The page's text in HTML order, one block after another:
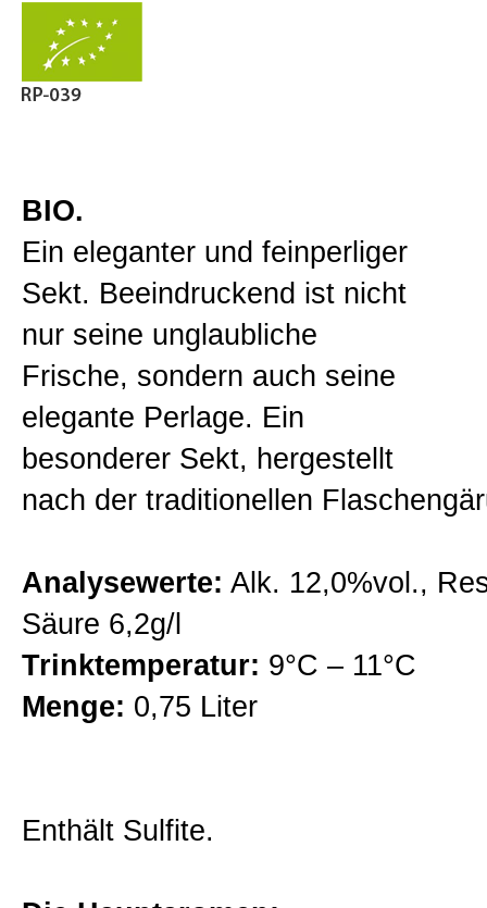
Gutsweine
Lagenweine
Premiumweine
Barriqueweine
Sekt/Traubensaft
Fritzl Weine
Naturwein
Probierpakete
Weinprobe im Weingut
Zur Kasse gehen
BIO.
Ein eleganter und feinperliger
Sekt. Beeindruckend ist nicht
nur seine unglaubliche
Frische, sondern auch seine
elegante Perlage. Ein
besonderer Sekt, hergestellt
nach der traditionellen
Analysewerte: Alk. 12,0%vol.,
Säure 6,2g/l
Trinktemperatur: 9°C – 11°C
Menge: 0,75 Liter
Enthält Sulfite.